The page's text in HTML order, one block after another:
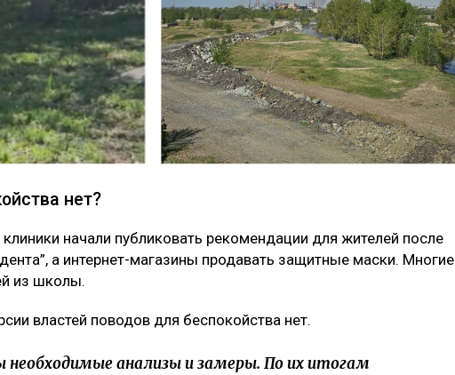
нет?
начали публиковать рекомендации для жителей после
а интернет-магазины продавать защитные маски. Многие
из школы.
властей поводов для беспокойства нет.
необходимые анализы и замеры. По их итогам